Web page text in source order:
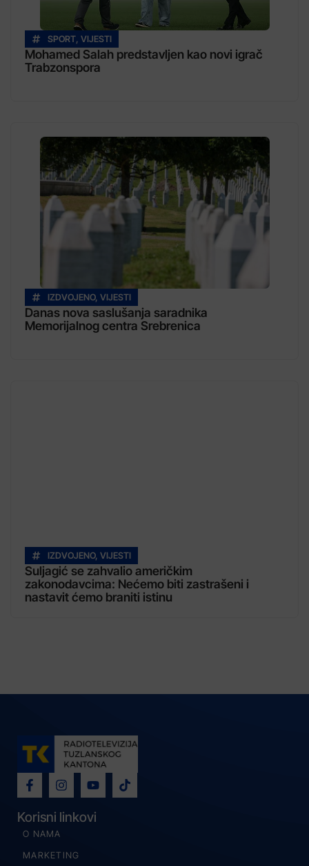
SPORT, VIJESTI
Mohamed Salah predstavljen kao novi igrač
Trabzonspora
IZDVOJENO, VIJESTI
Danas nova saslušanja saradnika
Memorijalnog centra Srebrenica
IZDVOJENO, VIJESTI
Suljagić se zahvalio američkim
zakonodavcima: Nećemo biti zastrašeni i
nastavit ćemo braniti istinu
Korisni linkovi
O NAMA
MARKETING